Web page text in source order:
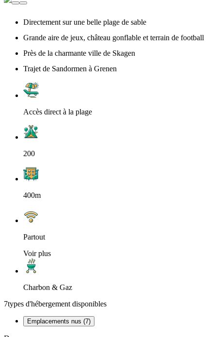
Directement sur une belle plage de sable
Grande aire de jeux, château gonflable et terrain de football
Près de la charmante ville de Skagen
Trajet de Sandormen à Grenen
Accès direct à la plage
200
400m
Partout
Voir plus
Charbon & Gaz
7types d'hébergement disponibles
Emplacements nus (7)